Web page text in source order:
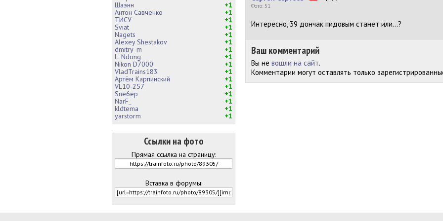
Шаэнн
+1
Антон Савченко
+1
ТИСУ
+1
Sviat
+1
Nagets
+1
Alexey Shestakov
+1
dmitry_m
+1
L. Ndong
+1
Nikon D7000
+1
VladTrains183
+1
Артём Карпинский
+1
VL10-257
+1
Sne6ep
+1
NarF_
+1
kldtema
+1
yarstorm
+1
Ссылки на фото
Прямая ссылка на страницу:
Вставка в форумы:
Фото: 51
Интересно, 39 дончак пидовым станет или...?
Ваш комментарий
Вы не вошли на сайт.
Комментарии могут оставлять только